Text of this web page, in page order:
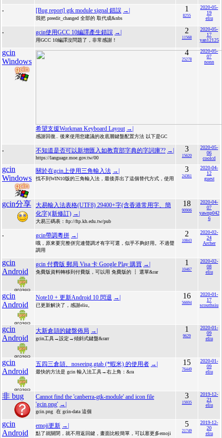
. [Bug report] gtk module signal 錯誤 →|
我把 preedit_changed 全部的 取代成&nbs
1
8255
2020-05-
19
eliu
. gcin使用GCC 10編譯產生錯誤 →|
用GCC 10編譯沒問題了，非常感謝！
2
11568
2020-05-
17
yan12125
gcin
Windows
希望支援Workman Keyboard Layout →|
感謝回復.. 後來使用您建議的改底層鍵盤配置方法 以下是GC
4
25278
2020-05-
07
nonn
. 不知道是否可以新增匯入如教育部字典的字詞庫?? →|
https://language.moe.gov.tw/00
3
15620
2020-05-
06
coolcd
gcin
Windows
關於在gcin上使用三角輸入法 →|
找不到WIN10版的三角輸入法，最後弄出了這個替代方式，使用
3
24361
2020-04-
12
guest
gcin分享
大易輸入法表格(UTF8) 29400+字(含香港常用字、簡
化字)(新修訂) →|
大易三碼表：ftp://ftp.kh.edu.tw/pub
18
90906
2020-04-
07
yawnp042
6
. gcin帶調粵拼 →|
哦，原來要完整併完連聲調才有字可選，似乎不夠好用。不過聲
調用
2
10843
2020-02-
24
Archer
gcin
Android
gcin 付費版 郵局 Visa 卡 Google Play 購買 →|
免費版資料轉移到付費版，可以用 免費版的 ┇ 選單&rar
1
10467
2020-02-
08
eliu
gcin
Android
Note10 + 更新Android 10 閃退 →|
已更新解決了，感謝eliu。
16
56694
2020-01-
17
scouthsiu
gcin
Android
大新倉頡的鍵盤佈局 →|
gcin工具→設定→傾斜式鍵盤&rarr
1
9629
2020-01-
09
eliu
gcin
Android
五四三倉頡、noseeing.gtab (*蝦米) 的使用者 →|
最快的方法是 gcin 輸入法工具→右上角：&ra
15
76449
2020-01-
09
eliu
非 bug
Cannot find the 'canberra-gtk-module' and icon file
'gcin.png' →|
gcin.png 在 gcin-data 這個
3
15935
2019-12-
21
eliu
gcin
Android
emoji更新 →|
點了就關閉，就不用返回鍵，畫面比較簡單，可以塞更多emoji
5
21749
2019-12-
20
eliu